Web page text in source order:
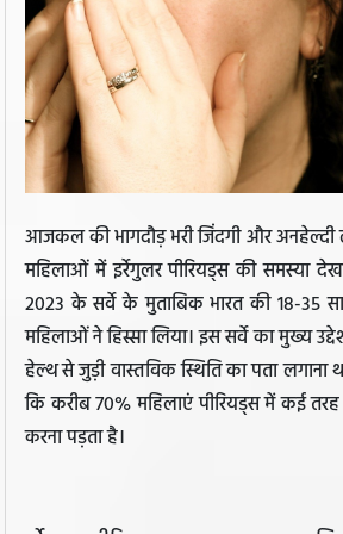
आजकल की भागदौड़ भरी जिंदगी और
महिलाओं में इर्रेगुलर पीरियड्स की समस्या
2023 के सर्वे के मुताबिक भारत की 18-35
महिलाओं ने हिस्सा लिया। इस सर्वे का मुख्य
हेल्थ से जुड़ी वास्तविक स्थिति का पता लगाना
कि करीब 70% महिलाएं पीरियड्स में कई
करना पड़ता है।